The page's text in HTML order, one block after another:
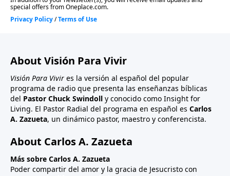
About Visión Para Vivir
Visión Para Vivir es la versión al español del popular
programa de radio que presenta las enseñanzas bíblicas
del Pastor Chuck Swindoll y conocido como Insight for
Living. El Pastor Radial del programa en español es Carlos
A. Zazueta, un dinámico pastor, maestro y conferencista.
About Carlos A. Zazueta
Más sobre Carlos A. Zazueta
Poder compartir del amor y la gracia de Jesucristo con